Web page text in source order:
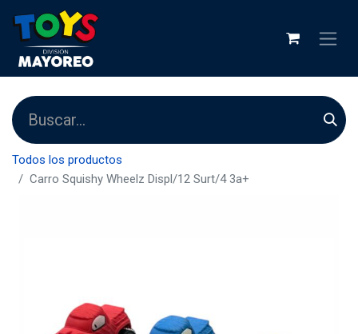
Todos los productos
Carro Squishy Wheelz Displ/12 Surt/4 3a+